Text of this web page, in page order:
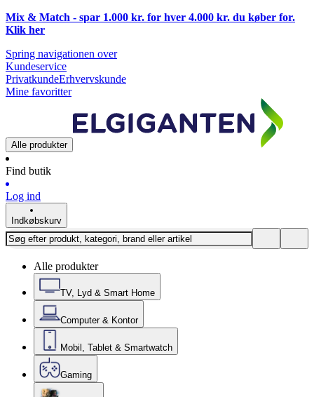
Mix & Match - spar 1.000 kr. for hver 4.000 kr. du køber for.
Klik her
Spring navigationen over
Kundeservice
PrivatkundeErhvervskunde
Mine favoritter
Alle produkter
Find butik
Log ind
Indkøbskurv
Alle produkter
TV, Lyd & Smart Home
Computer & Kontor
Mobil, Tablet & Smartwatch
Gaming